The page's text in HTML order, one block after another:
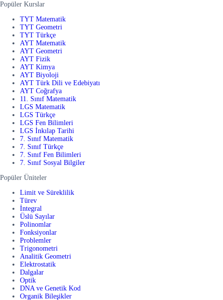
Popüler Kurslar
TYT Matematik
TYT Geometri
TYT Türkçe
AYT Matematik
AYT Geometri
AYT Fizik
AYT Kimya
AYT Biyoloji
AYT Türk Dili ve Edebiyatı
AYT Coğrafya
11. Sınıf Matematik
LGS Matematik
LGS Türkçe
LGS Fen Bilimleri
LGS İnkılap Tarihi
7. Sınıf Matematik
7. Sınıf Türkçe
7. Sınıf Fen Bilimleri
7. Sınıf Sosyal Bilgiler
Popüler Üniteler
Limit ve Süreklilik
Türev
İntegral
Üslü Sayılar
Polinomlar
Fonksiyonlar
Problemler
Trigonometri
Analitik Geometri
Elektrostatik
Dalgalar
Optik
DNA ve Genetik Kod
Organik Bileşikler